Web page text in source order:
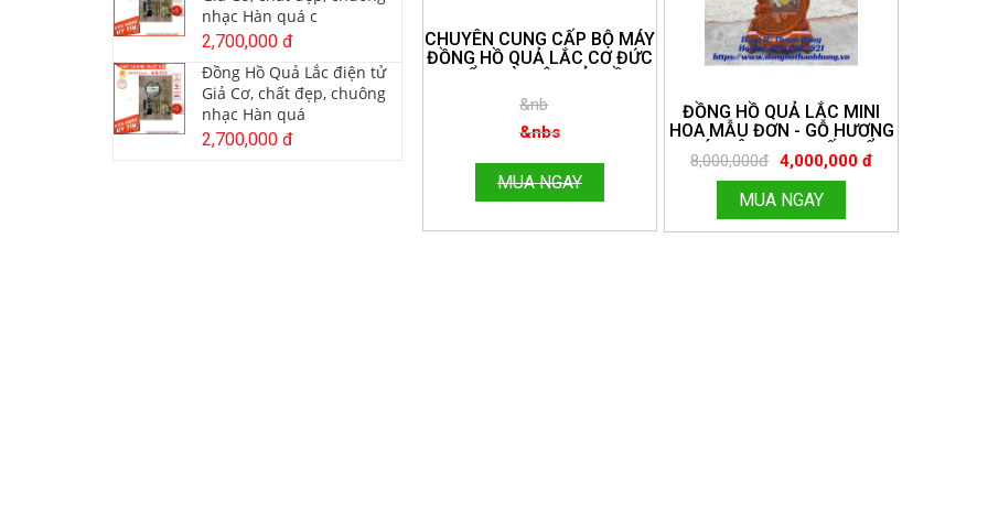
CHUYÊN CUNG CẤP BỘ MÁY
ĐỒNG HỒ QUẢ LẮC CƠ ĐỨC
CHUẨN, VÀ ĐIỆN TỬ. ĐỒNG
HỒ THANHHÙNG. ĐT:
096.188.2921
&nb
&nbs
MUA NGAY
ĐỒNG HỒ QUẢ LẮC MINI
HOA MẪU ĐƠN - GỖ HƯƠNG
ĐÁ, SIÊU ĐẸP CHẤT ĐỂ
TRANG TRÍ GIA ĐÌNH, CAO
1M 15. MIỄN SHIP TOÀN
QUỐC. ĐỒNG HỒ THANH
HÙNG.
8,000,000đ 4,000,000 đ
MUA NGAY
nhạc Hàn quá c
2,700,000 đ
Đồng Hồ Quả Lắc điện tử
Giả Cơ, chất đẹp, chuông
nhạc Hàn quá
2,700,000 đ